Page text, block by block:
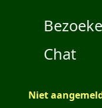
Chat
Niet